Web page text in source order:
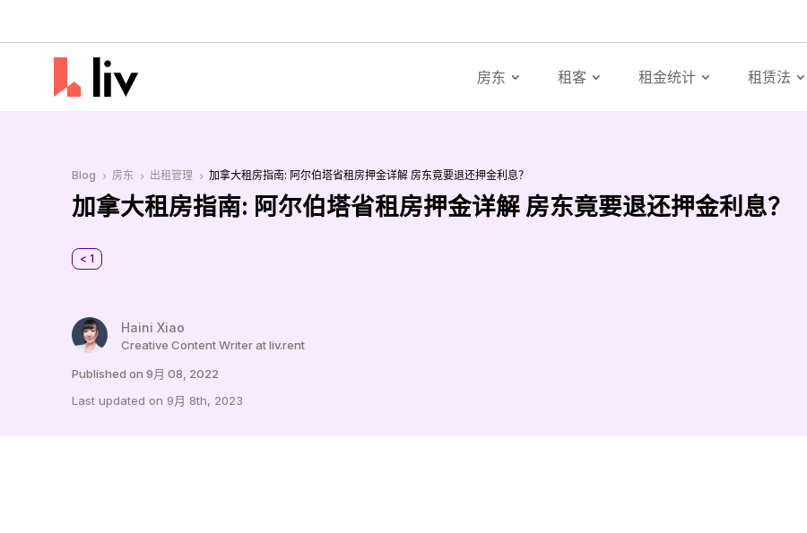
房东 租客 租金统计 租赁法
Blog 5 房东 5 出租管理 5 加拿大租房指南: 阿尔伯塔省租房押金详解 房东竟要退还押金利息？
加拿大租房指南: 阿尔伯塔省租房押金详解 房东竟要退还押金利息？
< 1
Haini Xiao
Creative Content Writer at liv.rent
Published on 9月 08, 2022
Last updated on 9月 8th, 2023